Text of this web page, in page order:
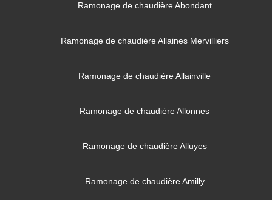
Ramonage de chaudière Abondant
Ramonage de chaudière Allaines Mervilliers
Ramonage de chaudière Allainville
Ramonage de chaudière Allonnes
Ramonage de chaudière Alluyes
Ramonage de chaudière Amilly